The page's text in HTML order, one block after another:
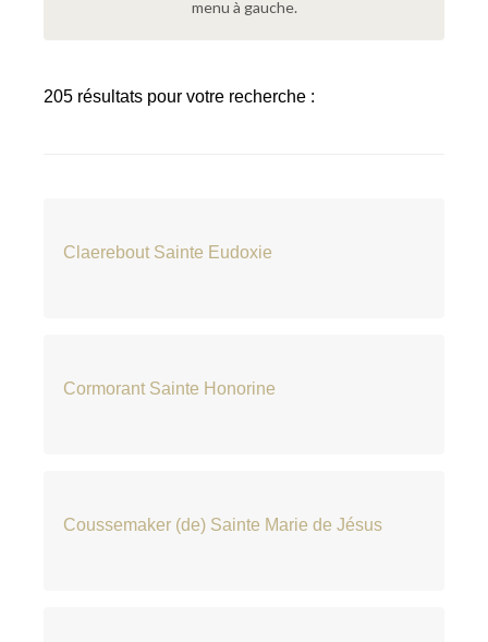
menu à gauche.
205 résultats pour votre recherche :
Claerebout Sainte Eudoxie
Cormorant Sainte Honorine
Coussemaker (de) Sainte Marie de Jésus